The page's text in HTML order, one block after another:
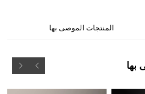
المنتجات الموصى بها
بها